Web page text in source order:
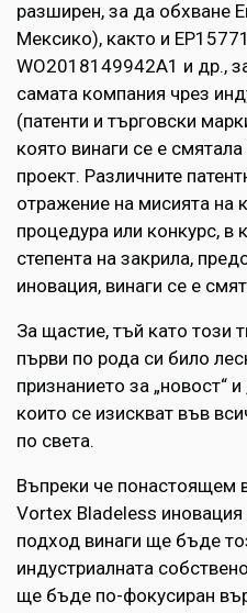
разширен, за да обхване
Мексико), както и
WO2018149942A1 и др.,
самата компания чрез
(патенти и търговски
която винаги се е
проект. Различните
отражение на мисията на
процедура или конкурс, в
степента на закрила,
иновация, винаги се е
За щастие, тъй като този
първи по рода си било
признанието за „новост“
които се изискват във
по света.
Въпреки че понастоящем
Vortex Bladeless
подход винаги ще бъде
индустриалната
ще бъде по-фокусиран